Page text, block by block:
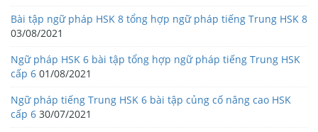
Bài tập ngữ pháp HSK 8 tổng hợp ngữ pháp tiếng Trung HSK 8
03/08/2021
Ngữ pháp HSK 6 bài tập tổng hợp ngữ pháp tiếng Trung HSK
cấp 6 01/08/2021
Ngữ pháp tiếng Trung HSK 6 bài tập củng cố nâng cao HSK
cấp 6 30/07/2021